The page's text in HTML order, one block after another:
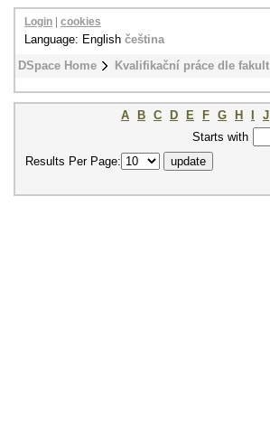
DSpace Home Kvalifikační práce dle fakult
Login cookies
Language: English čeština
A B C D E F G H J
Starts with
Results Per Page: